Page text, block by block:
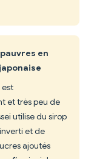
en
et très peu de
utilise du sirop
et de
ajoutés